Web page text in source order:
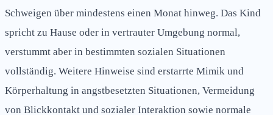
Schweigen über mindestens einen Monat hinweg. Das Kind
spricht zu Hause oder in vertrauter Umgebung normal,
verstummt aber in bestimmten sozialen Situationen
vollständig. Weitere Hinweise sind erstarrte Mimik und
Körperhaltung in angstbesetzten Situationen, Vermeidung
von Blickkontakt und sozialer Interaktion sowie normale